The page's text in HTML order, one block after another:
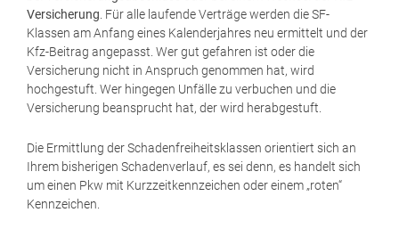
Versicherung . Für alle laufende Verträge werden die SF-
Klassen am Anfang eines Kalenderjahres neu ermittelt und der
Kfz-Beitrag angepasst. Wer gut gefahren ist oder die
Versicherung nicht in Anspruch genommen hat, wird
hochgestuft. Wer hingegen Unfälle zu verbuchen und die
Versicherung beansprucht hat, der wird herabgestuft.
Die Ermittlung der Schadenfreiheitsklassen orientiert sich an
Ihrem bisherigen Schadenverlauf, es sei denn, es handelt sich
um einen Pkw mit Kurzzeitkennzeichen oder einem „roten“
Kennzeichen.